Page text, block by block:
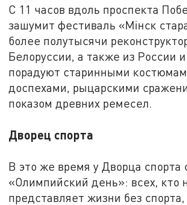
С 11 часов вдоль проспекта
зашумит фестиваль «Мiнск
более полутысячи
Белоруссии, а также из России
порадуют старинными
доспехами, рыцарскими
показом древних ремесел.
Дворец спорта
В это же время у Дворца спорта
«Олимпийский день»: всех, кто
представляет жизни без